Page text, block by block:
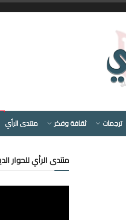
ترجمات ثقافة وفكر منتدى الرأي
منتدى الرأي للحوار